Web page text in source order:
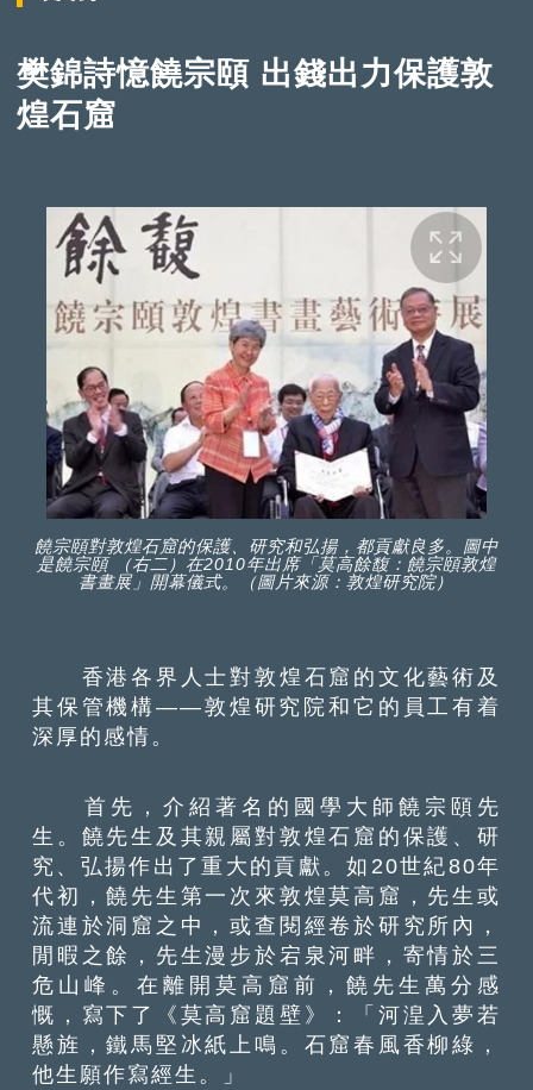
樊錦詩憶饒宗頤 出錢出力保護敦
煌石窟
饒宗頤對敦煌石窟的保護、研究和弘揚，都貢獻良多。圖中
是饒宗頤 （右二）在2010年出席「莫高餘馥：饒宗頤敦煌
書畫展」開幕儀式。（圖片來源：敦煌研究院）
香港各界人士對敦煌石窟的文化藝術及
其保管機構——敦煌研究院和它的員工有着
深厚的感情。
首先，介紹著名的國學大師饒宗頤先
生。饒先生及其親屬對敦煌石窟的保護、研
究、弘揚作出了重大的貢獻。如20世紀80年
代初，饒先生第一次來敦煌莫高窟，先生或
流連於洞窟之中，或查閱經卷於研究所內，
閒暇之餘，先生漫步於宕泉河畔，寄情於三
危山峰。在離開莫高窟前，饒先生萬分感
慨，寫下了《莫高窟題壁》：「河湟入夢若
懸旌，鐵馬堅冰紙上鳴。石窟春風香柳綠，
他生願作寫經生。」